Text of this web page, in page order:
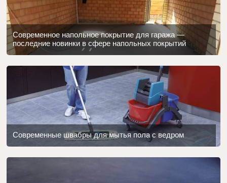
Современное напольное покрытие для гаража —
последние новинки в сфере напольных покрытий
Современные швабры для мытья пола с ведром